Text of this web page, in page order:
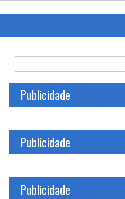
Publicidade
Publicidade
Publicidade